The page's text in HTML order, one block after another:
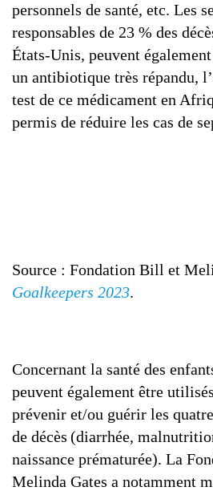
personnels de santé, etc. Les
responsables de 23 % des
États-Unis, peuvent
un antibiotique très répandu,
test de ce médicament en
permis de réduire les cas de
Source : Fondation Bill et
Goalkeepers 2023.
Concernant la santé des
peuvent également être
prévenir et/ou guérir les
de décès (diarrhée,
naissance prématurée). La
Melinda Gates a notamment